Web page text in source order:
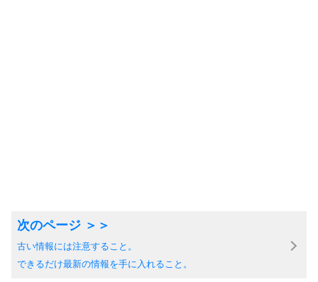
古い情報には注意すること。
できるだけ最新の情報を手に入れること。